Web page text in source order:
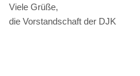
Viele Grüße,
die Vorstandschaft der DJK